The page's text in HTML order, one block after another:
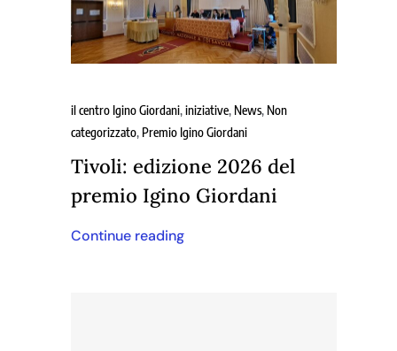
il centro Igino Giordani,iniziative, News, Non
categorizzato, Premio Igino Giordani
Tivoli: edizione 2026 del
premio Igino Giordani
Continue reading